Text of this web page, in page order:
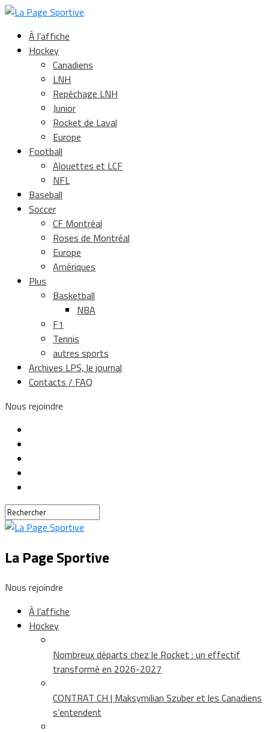
À l’affiche
Hockey
Canadiens
LNH
Repêchage LNH
Junior
Rocket de Laval
Europe
Football
Alouettes et LCF
NFL
Baseball
Soccer
CF Montréal
Roses de Montréal
Europe
Amériques
Plus
Basketball
NBA
F1
Tennis
autres sports
Archives LPS, le journal
Contacts / FAQ
Nous rejoindre
La Page Sportive
Nous rejoindre
À l’affiche
Hockey
Nombreux départs chez le Rocket : un effectif
transformé en 2026-2027
CONTRAT CH | Maksymilian Szuber et les Canadiens
s’entendent